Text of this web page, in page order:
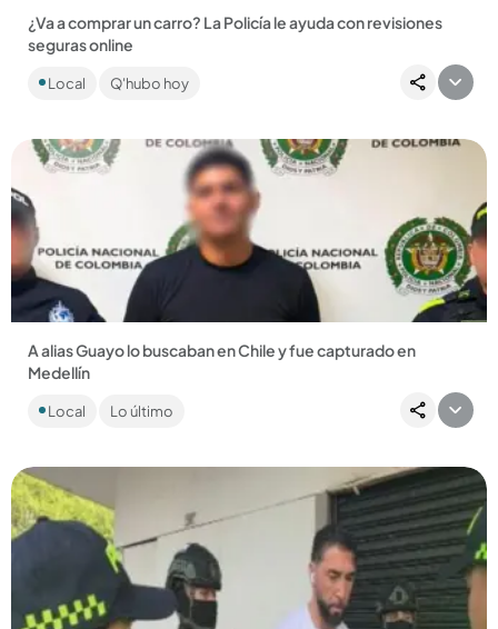
¿Va a comprar un carro? La Policía le ayuda con revisiones
seguras online
En Medellín, las citas se cumplen en la sede de la Sijín, en el
barrio Caribe. ...
Local Q'hubo hoy
Compartir Noticia
A alias Guayo lo buscaban en Chile y fue capturado en
Medellín
feminicidio de su pareja, y lo señala como el líder del Tren...
Local Lo último
Compartir Noticia